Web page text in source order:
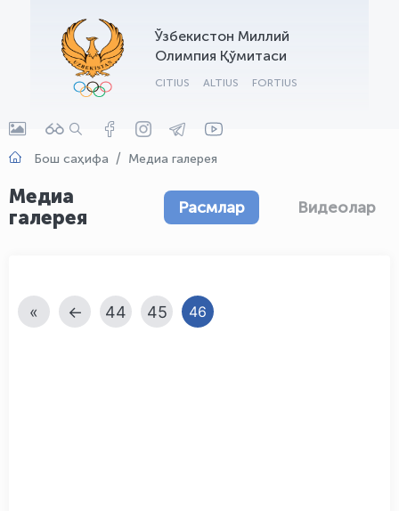
Ўзбекистон Миллий
Олимпия Қўмитаси
CITIUS ALTIUS FORTIUS
Бош саҳифа Медиа галерея
Медиа
галерея
Расмлар Видеолар
« ← 44 45 46
OLYMPCHIK AI - yordamchi
Онлайн · olympic.uz